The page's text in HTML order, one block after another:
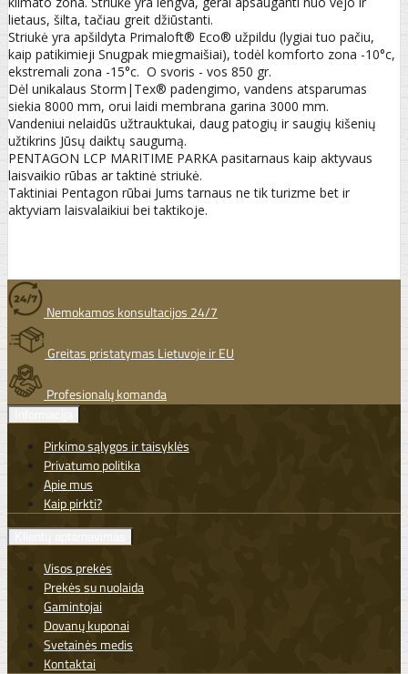
lietaus, šilta, tačiau greit džiūstanti.
Striukė yra apšildyta Primaloft® Eco® užpildu (lygiai tuo pačiu,
kaip patikimieji Snugpak miegmaišiai), todėl komforto zona -10°c,
ekstremali zona -15°c. O svoris - vos 850 gr.
Dėl unikalaus Storm|Tex® padengimo, vandens atsparumas
siekia 8000 mm, orui laidi membrana garina 3000 mm.
Vandeniui nelaidūs užtrauktukai, daug patogių ir saugių kišenių
užtikrins Jūsų daiktų saugumą.
PENTAGON LCP MARITIME PARKA pasitarnaus kaip aktyvaus
laisvaikio rūbas ar taktinė striukė.
Taktiniai Pentagon rūbai Jums tarnaus ne tik turizme bet ir
aktyviam laisvalaikiui bei taktikoje.
Nemokamos konsultacijos 24/7
Greitas pristatymas Lietuvoje ir EU
Profesionalų komanda
Pirkimo sąlygos ir taisyklės
Privatumo politika
Apie mus
Kaip pirkti?
Visos prekės
Prekės su nuolaida
Gamintojai
Dovanų kuponai
Svetainės medis
Kontaktai